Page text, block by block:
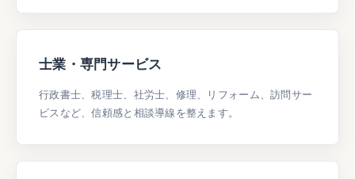
士業・専門サービス
行政書士、税理士、社労士、修理、リフォーム、訪問サー
ビスなど、信頼感と相談導線を整えます。